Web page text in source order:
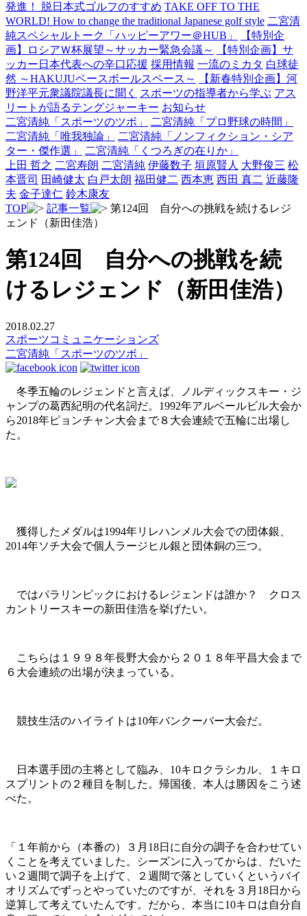
発進！ 脱日本式ゴルフのすすめ TAKE OFF TO THE
WORLD! How to change the traditional Japanese golf style 二宮清
純スペシャルトーク「ハッピーアワー＠HUB」
【特別企
画】ロシアＷ杯展望～サッカー緊急会議～
【特別企画】サ
ッカー日本代表への辛口応援 採用情報 一流のミカタ 白球徒
然 ～HAKUJUベースボールスペース～
【新春特別企画】河
野洋平元衆議院議長に聞く
スポーツの指導者から学ぶ アス
リートが語るテングジャーキー お知らせ
二宮清純「スポーツのツボ」
二宮清純「プロ野球の時間」
二宮清純「唯我独論」
二宮清純「ノンフィクション・シア
ター・傑作選」
二宮清純「くつろぎの在りか」
上田 哲之 二宮寿朗 二宮清純 伊藤数子 垣原賢人 大野俊三 松
本晋司 田崎健太 白戸太朗 福田健二 西本恵 西田 真二 近藤隆
夫 金子達仁 鈴木康友
TOP
記事一覧
第124回 自分への挑戦を続けるレジ
ェンド（新田佳浩）
第124回 自分への挑戦を続
けるレジェンド（新田佳浩）
2018.02.27
スポーツコミュニケーションズ
二宮清純「スポーツのツボ」
冬季五輪のレジェンドと言えば、ノルディックスキー・ジ
ャンプの葛西紀明の代名詞だ。1992年アルベールビル大会か
ら2018年ピョンチャン大会まで８大会連続で五輪に出場し
た。
獲得したメダルは1994年リレハンメル大会での団体銀、
2014年ソチ大会で個人ラージヒル銀と団体銅の三つ。
ではパラリンピックにおけるレジェンドは誰か？ クロス
カントリースキーの新田佳浩を挙げたい。
こちらは１９９８年長野大会から２０１８年平昌大会まで
６大会連続の出場が決まっている。
競技生活のハイライトは10年バンクーバー大会だ。
日本選手団の主将として臨み、10キロクラシカル、１キロ
スプリントの２種目を制した。帰国後、本人は勝因をこう述
べた。
「１年前から（本番の）３月18日に自分の調子を合わせてい
くことを考えていました。シーズンに入ってからは、だいた
い２週間で調子を上げて、２週間で落としていくというバイ
オリズムでずっとやっていたのですが、それを３月18日から
逆算して考えていたんです。だから、本当に10キロは自分自